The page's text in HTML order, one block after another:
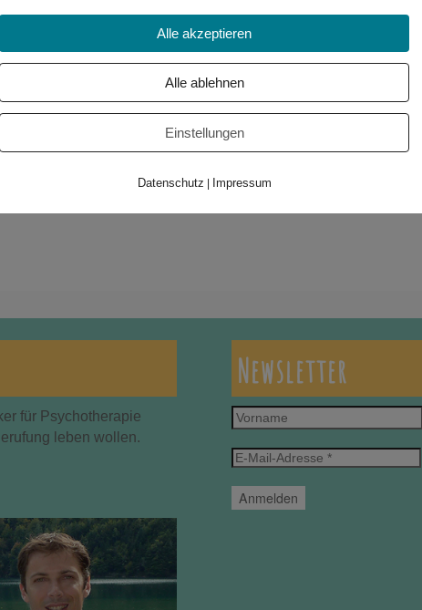
für Psychotherapie
leben wollen.
Newsletter
Vorname
E-
Adresse
*
Alle akzeptieren
Alle ablehnen
Einstellungen
Datenschutz Impressum